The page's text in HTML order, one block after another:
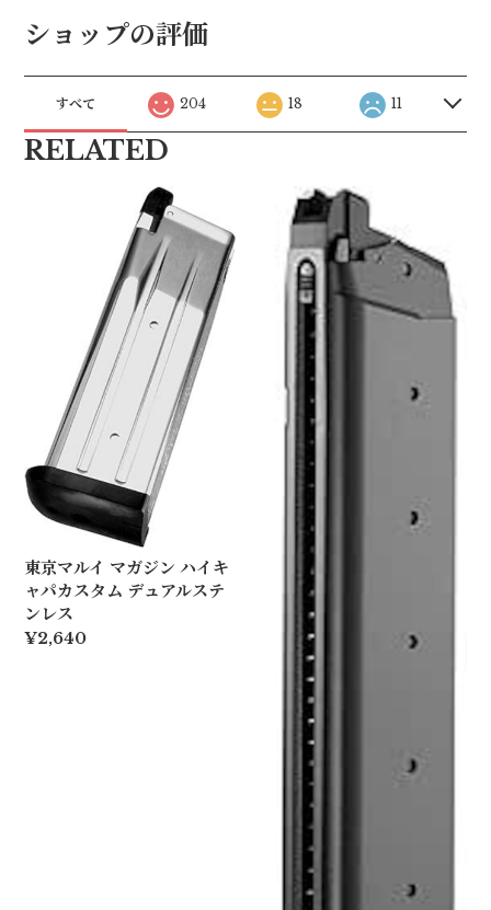
ショップの評価
すべて 204 18 11
RELATED
東京マルイ マガジン ハイキ
ャパカスタム デュアルステ
ンレス
¥2,640